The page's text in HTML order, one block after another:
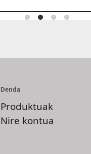
Denda
Produktuak
Nire kontua